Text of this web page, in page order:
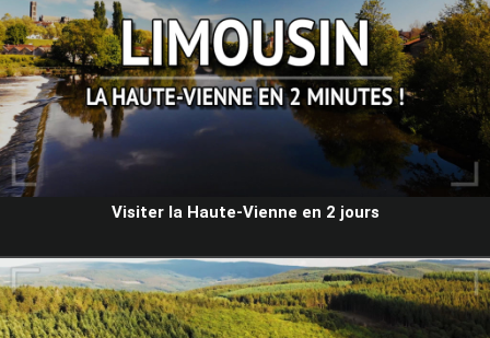
Visiter la Haute-Vienne en 2 jours